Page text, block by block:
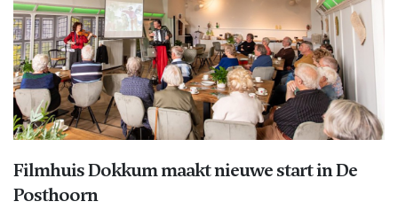
Filmhuis Dokkum maakt nieuwe start in De
Posthoorn